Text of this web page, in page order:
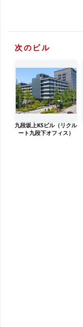
次のビル
九段坂上KSビル（リクル
ート九段下オフィス）